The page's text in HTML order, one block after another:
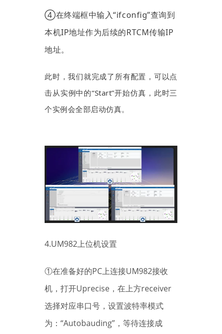
④在终端框中输入“ifconfig”查询到
本机IP地址作为后续的RTCM传输IP
地址。
此时，我们就完成了所有配置，可以点
击从实例中的“Start”开始仿真，此时三
个实例会全部启动仿真。
4.UM982上位机设置
①在准备好的PC上连接UM982接收
机，打开Uprecise，在上方receiver
选择对应串口号，设置波特率模式
为：“Autobauding”，等待连接成